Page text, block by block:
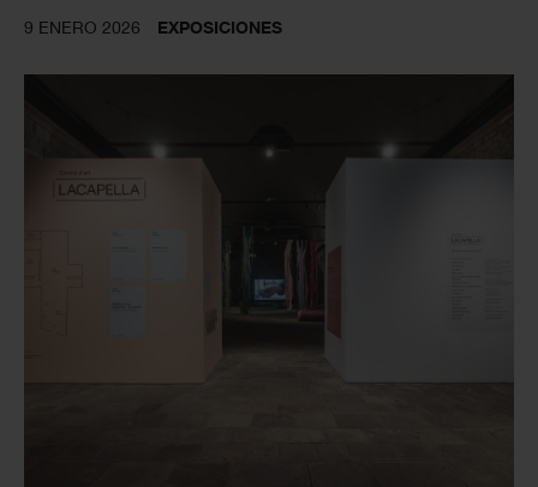
9 ENERO 2026 EXPOSICIONES